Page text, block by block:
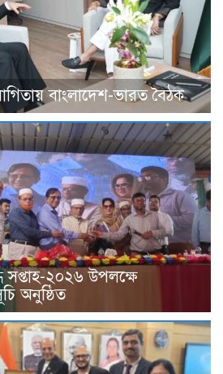
বাংলাদেশ-ভারত বৈঠক
সপ্তাহ-২০২৬ উপলক্ষে
অনুষ্ঠিত